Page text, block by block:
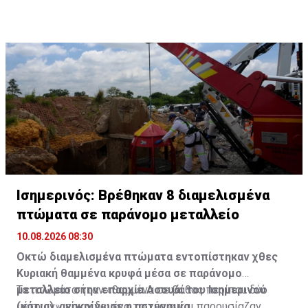
Ισημερινός: Βρέθηκαν 8 διαμελισμένα
πτώματα σε παράνομο μεταλλείο
10.08.2026 08:30
Οκτώ διαμελισμένα πτώματα εντοπίστηκαν χθες
Κυριακή θαμμένα κρυφά μέσα σε παράνομο
μεταλλείο στην επαρχία Ασουάι του Ισημερινού
Τα πτώματα ήταν «θαμμένα σε βάθος περίπου δύο